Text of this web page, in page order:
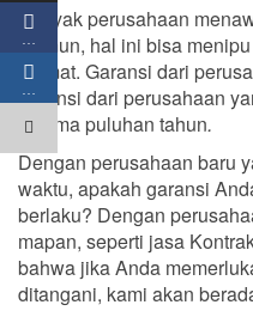
Banyak perusahaan
Namun, hal ini bisa
cermat. Garansi dari
garansi dari perusahaan
selama puluhan tahun.
Dengan perusahaan baru
waktu, apakah garansi
berlaku? Dengan
mapan, seperti jasa
bahwa jika Anda
ditangani, kami akan